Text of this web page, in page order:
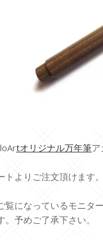
tオリジナル万年筆
トよりご注文頂けます
覧になっているモニタ
。予めご了承下さい。